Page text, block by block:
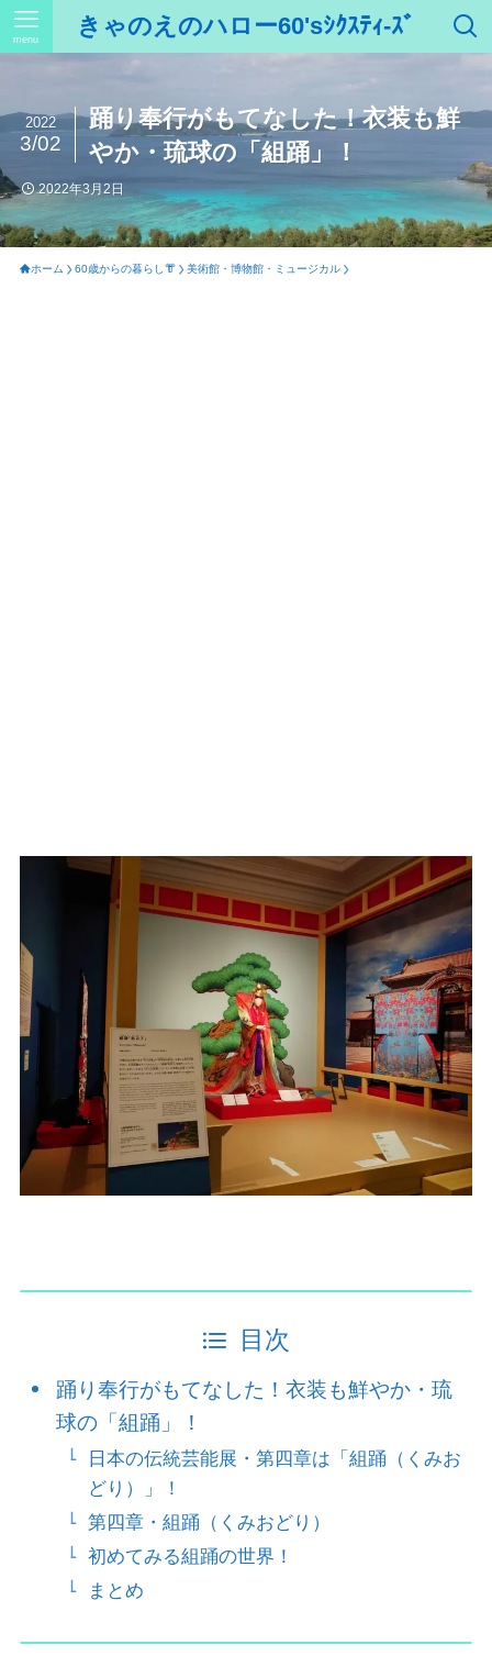
きゃのえのハロー60'sｼｸｽﾃｨ-ｽﾞ
menu
踊り奉行がもてなした！衣装も鮮
やか・琉球の「組踊」！
2022
3/02
2022年3月2日
ホーム 60歳からの暮らし👘 美術館・博物館・ミュージカル
目次
踊り奉行がもてなした！衣装も鮮やか・琉
球の「組踊」！
日本の伝統芸能展・第四章は「組踊（くみお
どり）」！
第四章・組踊（くみおどり）
初めてみる組踊の世界！
まとめ